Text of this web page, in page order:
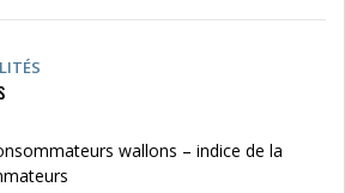
wallons – indice de la